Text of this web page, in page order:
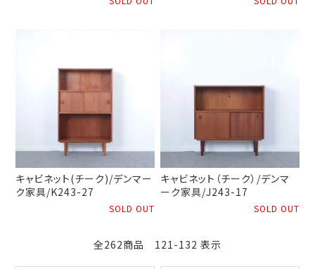
キャビネット(チーク)/デンマー
ク家具/K243-27
SOLD OUT
キャビネット（チーク）/デンマ
ーク家具/J243-17
SOLD OUT
全262商品 121-132 表示